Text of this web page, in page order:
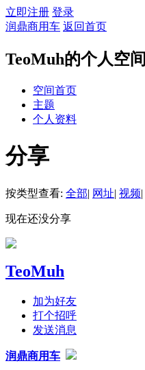
立即注册 登录
润鼎商用车 返回首页
TeoMuh的个人空间
空间首页
主题
个人资料
分享
按类型查看: 全部| 网址| 视频|
现在还没分享
TeoMuh
加为好友
打个招呼
发送消息
润鼎商用车